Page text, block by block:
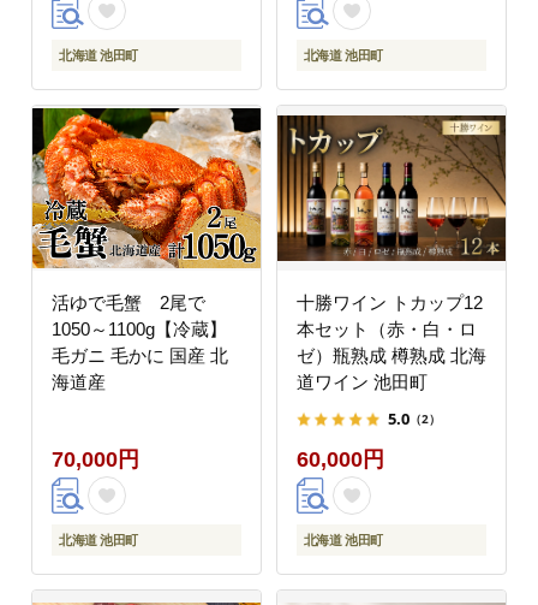
北海道 池田町 北海道 池田町
活ゆで毛蟹 2尾で
1050～1100g【冷蔵】
毛ガニ 毛かに 国産 北
海道産
70,000円
北海道 池田町
十勝ワイン トカップ12
本セット（赤・白・ロ
ゼ）瓶熟成 樽熟成 北海
道ワイン 池田町
5.0 （2）
60,000円
北海道 池田町